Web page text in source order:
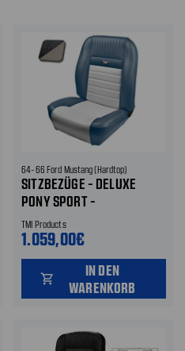
64-66 Ford Mustang (Hardtop)
SITZBEZÜGE - DELUXE
PONY SPORT -
SCHWARZ/WEISS - VORNE U
ND HINTEN
TMI Products
1.059,00€
shopping_cart
IN DEN
WARENKORB